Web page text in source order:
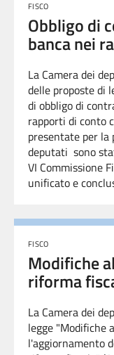
FISCO
Obbligo di
banca nei
La Camera dei
delle proposte di
di obbligo di
rapporti di conto
presentate per la
deputati sono
VI Commissione
unificato e
FISCO
Modifiche
riforma
La Camera dei
legge "Modifiche
l'aggiornamento